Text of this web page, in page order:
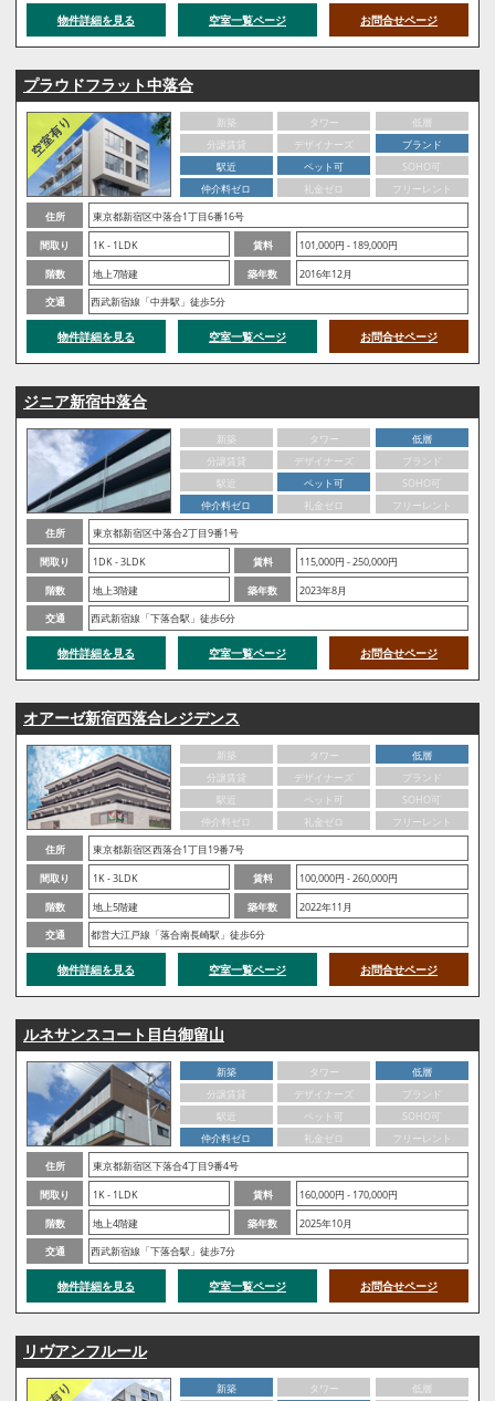
物件詳細を見る 空室一覧ページ お問合せページ
プラウドフラット中落合
新築 タワー
低層
分譲賃貸
デザイナーズ
ブランド
駅近
ペット可
SOHO可
仲介料ゼロ
礼金ゼロ
フリーレント
住所
東京都新宿区中落合1丁目6番16号
間取り
1K - 1LDK 賃料
101,000円 - 189,000円
階数
地上7階建 築年数
2016年12月
交通
西武新宿線「中井駅」徒歩5分
物件詳細を見る 空室一覧ページ お問合せページ
ジニア新宿中落合
新築 タワー
低層
分譲賃貸
デザイナーズ
ブランド
駅近
ペット可
SOHO可
仲介料ゼロ
礼金ゼロ
フリーレント
住所
東京都新宿区中落合2丁目9番1号
間取り
1DK - 3LDK 賃料
115,000円 - 250,000円
階数
地上3階建 築年数
2023年8月
交通
西武新宿線「下落合駅」徒歩6分
物件詳細を見る 空室一覧ページ お問合せページ
オアーゼ新宿西落合レジデンス
新築 タワー
低層
分譲賃貸
デザイナーズ
ブランド
駅近
ペット可
SOHO可
仲介料ゼロ
礼金ゼロ
フリーレント
住所
東京都新宿区西落合1丁目19番7号
間取り
1K - 3LDK 賃料
100,000円 - 260,000円
階数
地上5階建 築年数
2022年11月
交通
都営大江戸線「落合南長崎駅」徒歩6分
物件詳細を見る 空室一覧ページ お問合せページ
ルネサンスコート目白御留山
新築 タワー
低層
分譲賃貸
デザイナーズ
ブランド
駅近
ペット可
SOHO可
仲介料ゼロ
礼金ゼロ
フリーレント
住所
東京都新宿区下落合4丁目9番4号
間取り
1K - 1LDK 賃料
160,000円 - 170,000円
階数
地上4階建 築年数
2025年10月
交通
西武新宿線「下落合駅」徒歩7分
物件詳細を見る 空室一覧ページ お問合せページ
リヴアンフルール
新築 タワー
低層